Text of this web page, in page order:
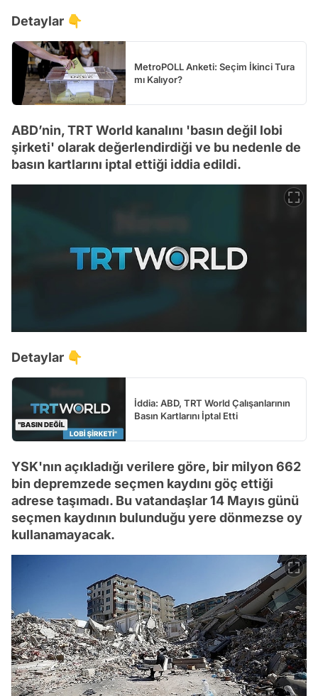
Detaylar 👇
MetroPOLL Anketi: Seçim İkinci Tura
mı Kalıyor?
ABD’nin, TRT World kanalını 'basın değil lobi
şirketi' olarak değerlendirdiği ve bu nedenle de
basın kartlarını iptal ettiği iddia edildi.
Detaylar 👇
İddia: ABD, TRT World Çalışanlarının
Basın Kartlarını İptal Etti
YSK'nın açıkladığı verilere göre, bir milyon 662
bin depremzede seçmen kaydını göç ettiği
adrese taşımadı. Bu vatandaşlar 14 Mayıs günü
seçmen kaydının bulunduğu yere dönmezse oy
kullanamayacak.